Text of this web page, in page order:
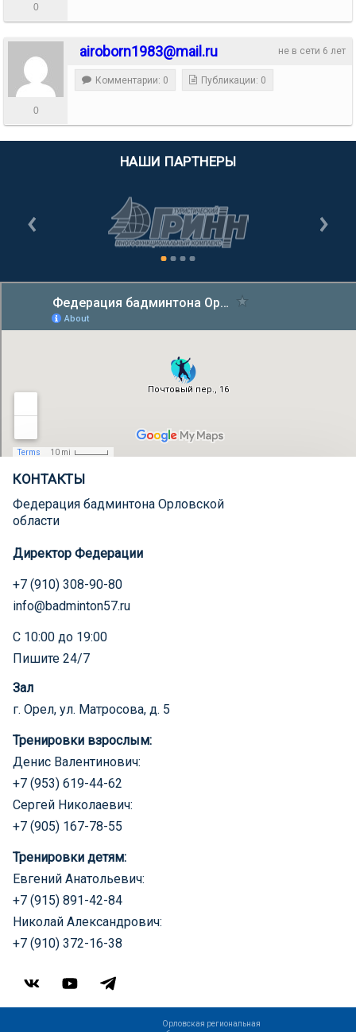
0
не в сети 6 лет
airoborn1983@mail.ru
0
Комментарии: 0 Публикации: 0
НАШИ ПАРТНЕРЫ
КОНТАКТЫ
Федерация бадминтона Орловской
области
Директор Федерации
+7 (910) 308-90-80
info@badminton57.ru
С 10:00 до 19:00
Пишите 24/7
Зал
г. Орел, ул. Матросова, д. 5
Тренировки взрослым:
Денис Валентинович:
+7 (953) 619-44-62
Сергей Николаевич:
+7 (905) 167-78-55
Тренировки детям:
Евгений Анатольевич:
+7 (915) 891-42-84
Николай Александрович:
+7 (910) 372-16-38
Орловская региональная